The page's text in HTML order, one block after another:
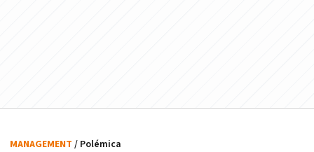
MANAGEMENT / Polémica